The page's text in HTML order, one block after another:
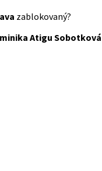
zablokovaný?
Atigu Sobotková